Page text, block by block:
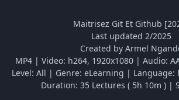
Maitrisez Git Et Github
Last updated 2/2025
Created by Armel
MP4 | Video: h264, 1920x1080 | Audio:
Level: All | Genre: eLearning | Language:
Duration: 35 Lectures ( 5h 10m ) |